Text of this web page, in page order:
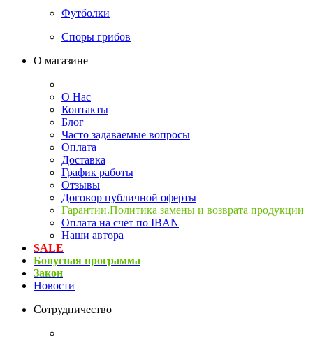
Футболки
Споры грибов
О магазине
О Нас
Контакты
Блог
Часто задаваемые вопросы
Оплата
Доставка
График работы
Отзывы
Договор публичной оферты
Гарантии.Политика замены и возврата продукции
Оплата на счет по IBAN
Наши автора
SALE
Бонусная программа
Закон
Новости
Сотрудничество